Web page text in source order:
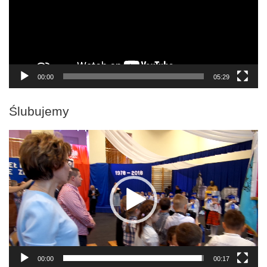
00:00 05:29
Ślubujemy
Odtwarzacz
video
00:00 00:17